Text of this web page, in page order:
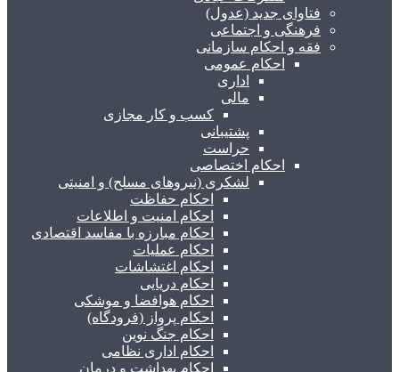
فتاوای جدید (عدول)
فرهنگی و اجتماعی
فقه و احکام سازمانی
احکام عمومی
اداری
مالی
کسب و کار مجازی
پشتیبانی
حراست
احکام اختصاصی
لشکری (نیروهای مسلح) و امنیتی
احکام حفاظت
احکام امنیت و اطلاعات
احکام مبارزه با مفاسد اقتصادی
احکام عملیات
احکام اغتشاشات
احکام دریایی
احکام هوافضا و موشکی
احکام پرواز (فرودگاه)
احکام جنگ نوین
احکام اداری نظامی
احکام بهداشت و درمان